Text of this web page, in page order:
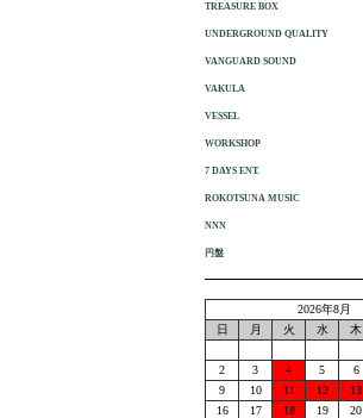
TREASURE BOX
UNDERGROUND QUALITY
VANGUARD SOUND
VAKULA
VESSEL
WORKSHOP
7 DAYS ENT.
ROKOTSUNA MUSIC
NNN
円盤
2026年8月
日
月 火 水 木
2
3 4 5 6
9
10 11 12 13
16
17 18 19 20